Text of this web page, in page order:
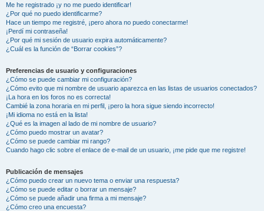
Me he registrado ¡y no me puedo identificar!
¿Por qué no puedo identificarme?
Hace un tiempo me registré, ¡pero ahora no puedo conectarme!
¡Perdí mi contraseña!
¿Por qué mi sesión de usuario expira automáticamente?
¿Cuál es la función de “Borrar cookies”?
Preferencias de usuario y configuraciones
¿Cómo se puede cambiar mi configuración?
¿Cómo evito que mi nombre de usuario aparezca en las listas de usuarios conectados?
¡La hora en los foros no es correcta!
Cambié la zona horaria en mi perfil, ¡pero la hora sigue siendo incorrecto!
¡Mi idioma no está en la lista!
¿Qué es la imagen al lado de mi nombre de usuario?
¿Cómo puedo mostrar un avatar?
¿Cómo se puede cambiar mi rango?
Cuando hago clic sobre el enlace de e-mail de un usuario, ¡me pide que me registre!
Publicación de mensajes
¿Cómo puedo crear un nuevo tema o enviar una respuesta?
¿Cómo se puede editar o borrar un mensaje?
¿Cómo se puede añadir una firma a mi mensaje?
¿Cómo creo una encuesta?